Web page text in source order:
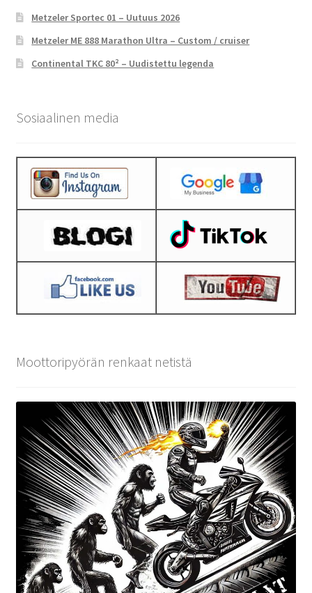
Metzeler Sportec 01 – Uutuus 2026
Metzeler ME 888 Marathon Ultra – Custom / cruiser
Continental TKC 80² – Uudistettu legenda
Sosiaalinen media
Moottoripyörän renkaat netistä